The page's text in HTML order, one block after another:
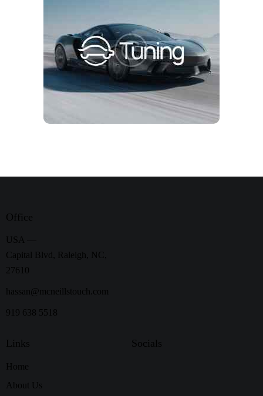
Office
USA —
Capital Blvd, Raleigh, NC,
27610
hassan@mcneillstouch.com
919 638 5518
Links
Home
About Us
Socials